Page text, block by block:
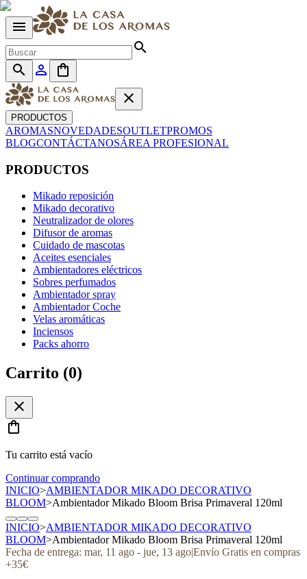
menu
search
search
person_outline
shopping_bag
close
PRODUCTOS
AROMASNOVEDADESOUTLETPROMOS
BLOGCONTÁCTANOSÁREA PROFESIONAL
PRODUCTOS
Mikado reposición
Mikado decorativo
Neutralizador de olores
Difusor de aromas
Cuidado de mascotas
Aceites esenciales
Ambientadores eléctricos
Sobres perfumados
Ambientador spray
Ambientador Coche
Velas aromáticas
Inciensos
Packs ahorro
Carrito (0)
close
shopping_bag
Tu carrito está vacío
Continuar comprando
INICIO>AMBIENTADOR MIKADO DECORATIVO
BLOOM>Ambientador Mikado Bloom Brisa Primaveral 120ml
INICIO>AMBIENTADOR MIKADO DECORATIVO
BLOOM>Ambientador Mikado Bloom Brisa Primaveral 120ml
Fecha de entrega: mar, 11 ago - jue, 13 ago|Envío Gratis en compras
+35€